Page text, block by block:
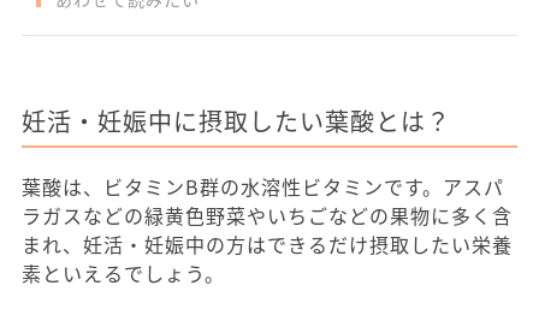
妊活・妊娠中に摂取したい葉酸とは？
葉酸は、ビタミンB群の水溶性ビタミンです。アスパ
ラガスなどの緑黄色野菜やいちごなどの果物に多く含
まれ、妊活・妊娠中の方はできるだけ摂取したい栄養
素といえるでしょう。